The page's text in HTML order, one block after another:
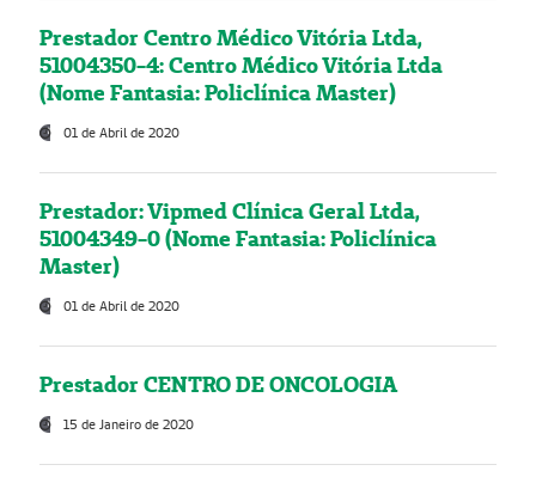
Prestador Centro Médico Vitória Ltda,
51004350-4: Centro Médico Vitória Ltda
(Nome Fantasia: Policlínica Master)
01 de Abril de 2020
Prestador: Vipmed Clínica Geral Ltda,
51004349-0 (Nome Fantasia: Policlínica
Master)
01 de Abril de 2020
Prestador CENTRO DE ONCOLOGIA
15 de Janeiro de 2020